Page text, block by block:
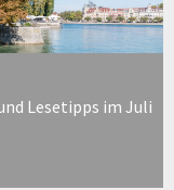
Lesetipps im Juli